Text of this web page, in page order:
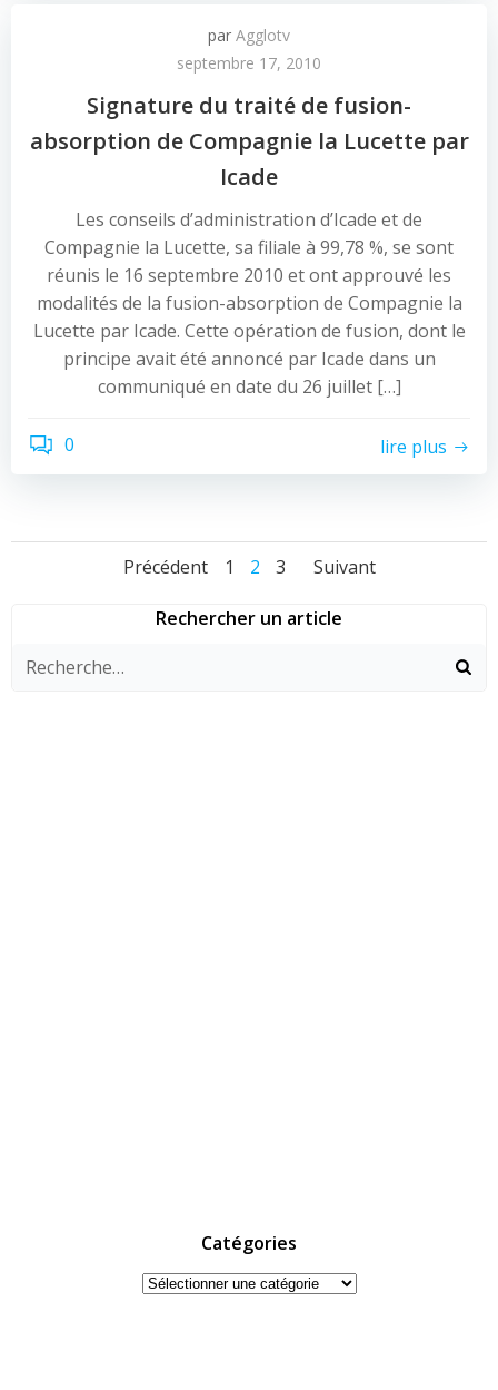
par Agglotv
septembre 17, 2010
Signature du traité de fusion-
absorption de Compagnie la Lucette par
Icade
Les conseils d’administration d’Icade et de
Compagnie la Lucette, sa filiale à 99,78 %, se sont
réunis le 16 septembre 2010 et ont approuvé les
modalités de la fusion-absorption de Compagnie la
Lucette par Icade. Cette opération de fusion, dont le
principe avait été annoncé par Icade dans un
communiqué en date du 26 juillet […]
0 lire plus
Navigation
des
articles
Précédent
Navigation
des
Page
1 Page
2 Page
3
des
articles
Suivant
Rechercher un article
Catégories
Catégories